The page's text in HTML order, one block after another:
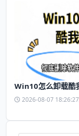
Win10怎么卸载酷
2026-08-07 18:26:27